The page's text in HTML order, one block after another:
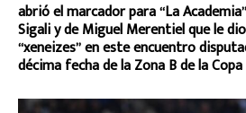
abrió el marcador para “La
Sigali y de Miguel Merentiel que le
“xeneizes” en este encuentro
décima fecha de la Zona B de la